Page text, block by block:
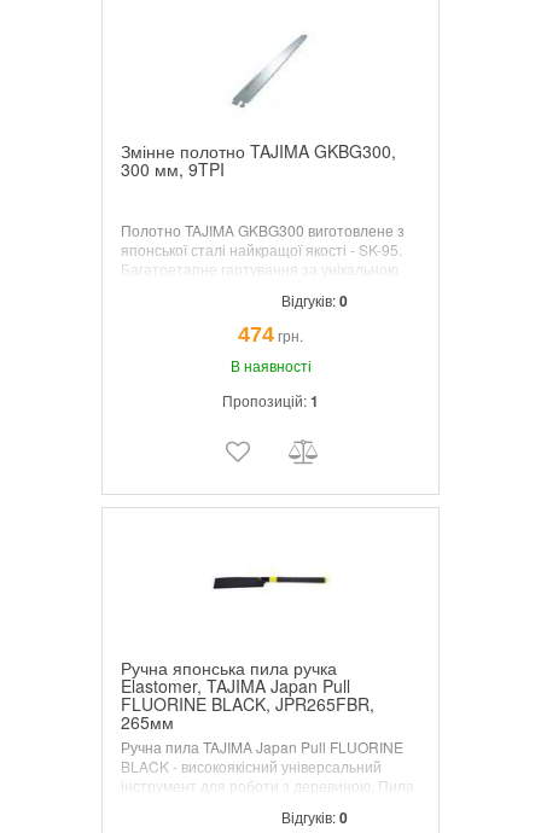
Змінне полотно TAJIMA GKBG300,
300 мм, 9TPI
Полотно TAJIMA GKBG300 виготовлене з
японської сталі найкращої якості - SK-95.
Багатоетапне гартування за унікальною
обробка.Довжина полотна 300 мм;
товщина по обуху 0.8 мм, а ріжучої частини
- 1.1 мм. Кількість зубів - 9 TPI (9 зубів на
дюйм), розташовані з кроком 3 мм. MADE
Відгуків:0
474грн.
В наявності
Пропозицій:1
Ручна японська пила ручка
Elastomer, TAJIMA Japan Pull
FLUORINE BLACK, JPR265FBR,
265мм
Ручна пила TAJIMA Japan Pull FLUORINE
BLACK - високоякісний універсальний
інструмент для роботи з деревиною. Пила
інструмент з найвищими показниками
Відгуків:0